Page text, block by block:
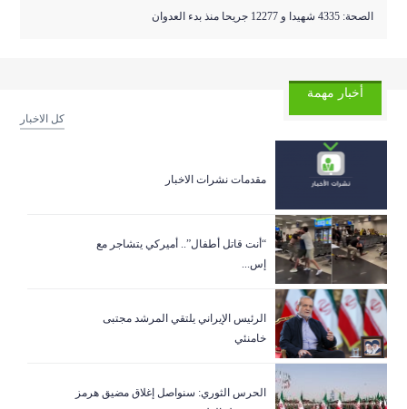
الصحة: 4335 شهيدا و 12277 جريحا منذ بدء العدوان
أخبار مهمة
كل الاخبار
مقدمات نشرات الاخبار
“أنت قاتل أطفال”.. أميركي يتشاجر مع
إس...
الرئيس الإيراني يلتقي المرشد مجتبى
خامنئي
الحرس الثوري: سنواصل إغلاق مضيق هرمز